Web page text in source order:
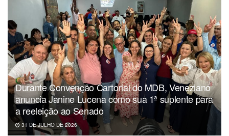
Durante Convenção Cartorial do MDB, Veneziano
anuncia Janine Lucena como sua 1ª suplente para
a reeleição ao Senado
31 DE JULHO DE 2026